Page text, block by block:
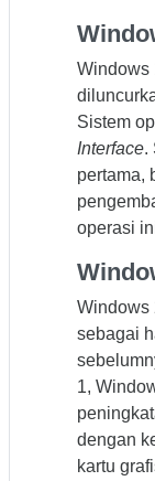
Windows
Sistem
Interface.
pertama,
operasi
Windows
sebagai
1,
dengan
kartu